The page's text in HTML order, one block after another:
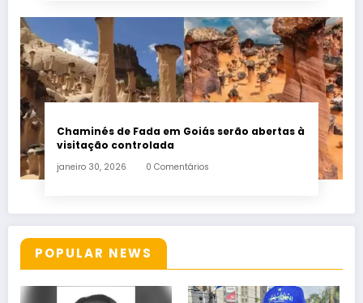
Chaminés de Fada em Goiás serão abertas à
visitação controlada
janeiro 30, 2026 0 Comentários
POPULAR NEWS